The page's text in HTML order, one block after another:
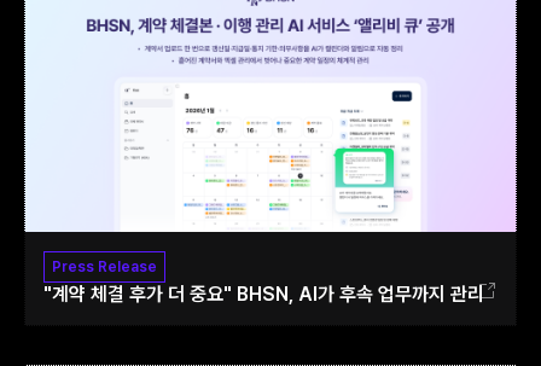
Press Release
"계약 체결 후가 더 중요" BHSN, AI가 후속 업무까지 관리